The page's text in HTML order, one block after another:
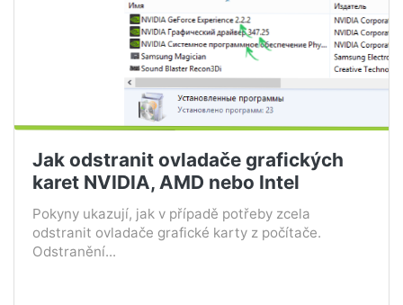
Jak odstranit ovladače grafických
karet NVIDIA, AMD nebo Intel
Pokyny ukazují, jak v případě potřeby zcela
odstranit ovladače grafické karty z počítače.
Odstranění...